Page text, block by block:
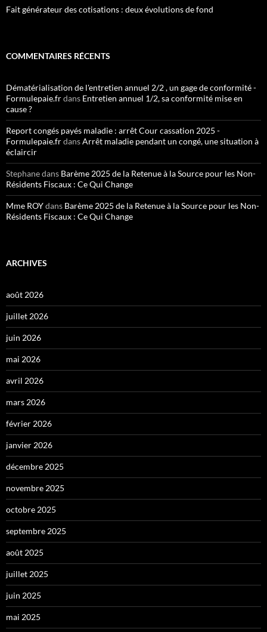
Fait générateur des cotisations : deux évolutions de fond
COMMENTAIRES RÉCENTS
Dématérialisation de l'entretien annuel 2/2 , un gage de conformité -
Formulepaie.frdans Entretien annuel 1/2, sa conformité mise en
cause ?
Report congés payés maladie : arrêt Cour cassation 2025 -
Formulepaie.frdansArrêt maladie pendant un congé, une situation à
éclaircir
Stephanedans Barème 2025 de la Retenue à la Source pour les Non-
Résidents Fiscaux : Ce Qui Change
Mme ROYdans Barème 2025 de la Retenue à la Source pour les Non-
Résidents Fiscaux : Ce Qui Change
ARCHIVES
août 2026
juillet 2026
juin 2026
mai 2026
avril 2026
mars 2026
février 2026
janvier 2026
décembre 2025
novembre 2025
octobre 2025
septembre 2025
août 2025
juillet 2025
juin 2025
mai 2025